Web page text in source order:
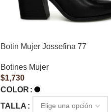
Botin Mujer Jossefina 77
Botines Mujer
$1,730
COLOR
TALLA